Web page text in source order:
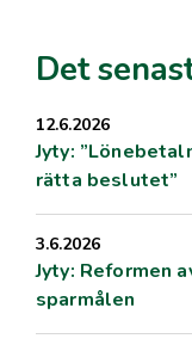
Det
12.6.2026
Jyty:
rätta beslutet”
3.6.2026
Jyty: Reformen
sparmålen